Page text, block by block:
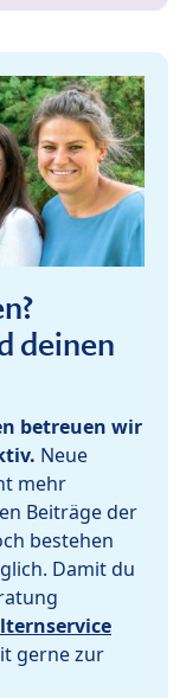
deinen
betreuen wir
Neue
mehr
Beiträge der
bestehen
Damit du
gerne zur